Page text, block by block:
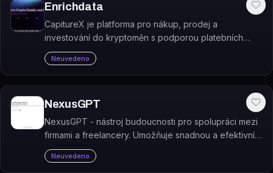
Enrichdata
CapitureX je platforma pro nákup, prodej a
investování do kryptoměn s podporou platebních
karet, SEPA a mobilní aplikace.
Neuvedeno
NexusGPT
NexusGPT - nástroj budoucnosti pro spolupráci mezi
firmami a freelancery. Umožňuje snadnou a efektivní
spolupráci, která překonává bariéry a zrychluje
procesy. A to vše zcela zdarma!
Neuvedeno